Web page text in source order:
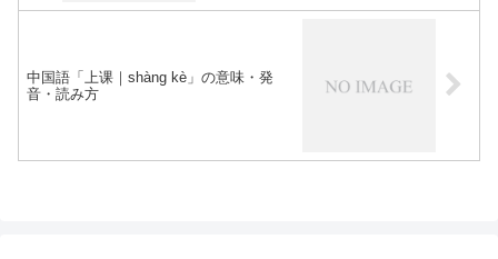
中国語「上课｜shàng kè」の意味・発
音・読み方